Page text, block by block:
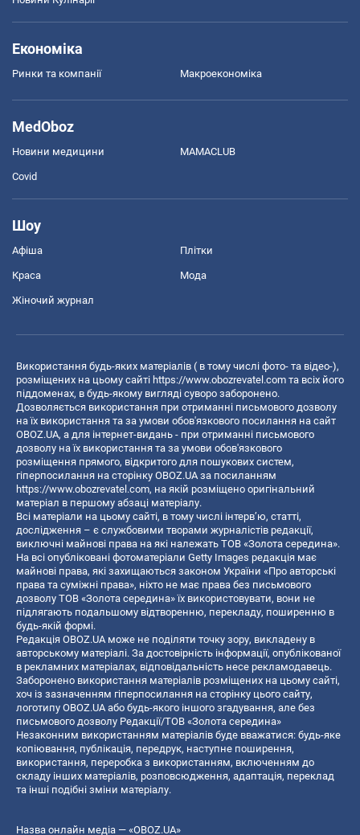
Економіка
Ринки та компанії Макроекономіка
MedOboz
Новини медицини MAMACLUB
Covid
Шоу
Афіша Плітки
Краса Мода
Жіночий журнал
Використання будь-яких матеріалів ( в тому числі фото- та відео-),
розміщених на цьому сайті https://www.obozrevatel.com та всіх його
піддоменах, в будь-якому вигляді суворо заборонено.
Дозволяється використання при отриманні письмового дозволу
на їх використання та за умови обов'язкового посилання на сайт
OBOZ.UA, а для інтернет-видань - при отриманні письмового
дозволу на їх використання та за умови обов'язкового
розміщення прямого, відкритого для пошукових систем,
гіперпосилання на сторінку OBOZ.UA за посиланням
https://www.obozrevatel.com, на якій розміщено оригінальний
матеріал в першому абзаці матеріалу.
Всі матеріали на цьому сайті, в тому числі інтерв’ю, статті,
дослідження – є службовими творами журналістів редакції,
виключні майнові права на які належать ТОВ «Золота середина».
На всі опубліковані фотоматеріали Getty Images редакція має
майнові права, які захищаються законом України «Про авторські
права та суміжні права», ніхто не має права без письмового
дозволу ТОВ «Золота середина» їх використовувати, вони не
підлягають подальшому відтворенню, перекладу, поширенню в
будь-якій формі.
Редакція OBOZ.UA може не поділяти точку зору, викладену в
авторському матеріалі. За достовірність інформації, опублікованої
в рекламних матеріалах, відповідальність несе рекламодавець.
Заборонено використання матеріалів розміщених на цьому сайті,
хоч із зазначенням гіперпосилання на сторінку цього сайту,
логотипу OBOZ.UA або будь-якого іншого згадування, але без
письмового дозволу Редакції/ТОВ «Золота середина»
Незаконним використанням матеріалів буде вважатися: будь-яке
копiювання, публiкацiя, передрук, наступне поширення,
використання, переробка з використанням, включенням до
складу інших матеріалів, розповсюдження, адаптація, переклад
та інші подібні зміни матеріалу.
Назва онлайн медіа — «OBOZ.UA»